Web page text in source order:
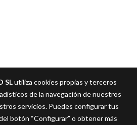
SLutiliza cookies propias y terceros
de la navegación de nuestros
servicios. Puedes configurar tus
botón “Configurar” o obtener más